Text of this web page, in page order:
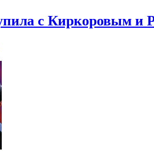
с Киркоровым и